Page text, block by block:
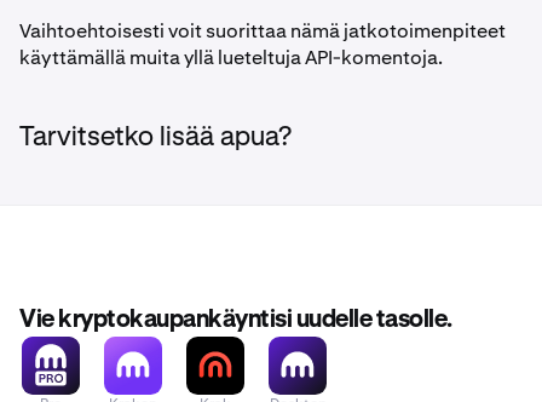
Vaihtoehtoisesti voit suorittaa nämä jatkotoimenpiteet
käyttämällä muita yllä lueteltuja API-komentoja.
Tarvitsetko lisää apua?
Vie kryptokaupankäyntisi uudelle tasolle.